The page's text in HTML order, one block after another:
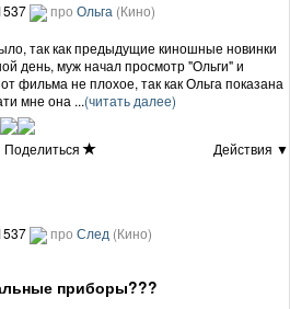
про Ольга (Кино)
так как предыдущие киношные новинки
день, муж начал просмотр "Ольги" и
фильма не плохое, так как Ольга показана
мне она ...(читать далее)
Поделиться
Действия ▼
про След (Кино)
приборы???